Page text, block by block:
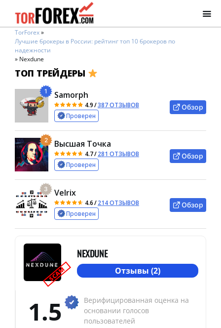
TorForex»
Лучшие брокеры в России: рейтинг топ 10 брокеров по
надежности
» Nexdune
ТОП ТРЕЙДЕРЫ
1 Samorph
4.9/387 ОТЗЫВОВ
Проверен
Обзор
2 Высшая Точка
4.7/281 ОТЗЫВОВ
Проверен
Обзор
3 Velrix
4.6/214 ОТЗЫВОВ
Проверен
Обзор
SCAM
NEXDUNE
Отзывы (2)
1.5
Верифицированная оценка на
основании голосов
пользователей